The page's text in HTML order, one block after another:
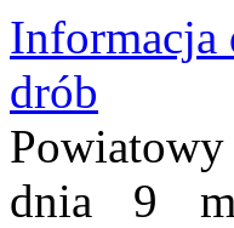
Informacja
drób
dnia 9